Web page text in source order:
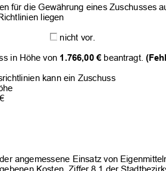
für die Gewährung eines Zuschusses
liegen
nicht vor.
in Höhe von 1.766,00 € beantragt.
kann ein Zuschuss
€
angemessene Einsatz von
Kosten, Ziffer 8.1 der